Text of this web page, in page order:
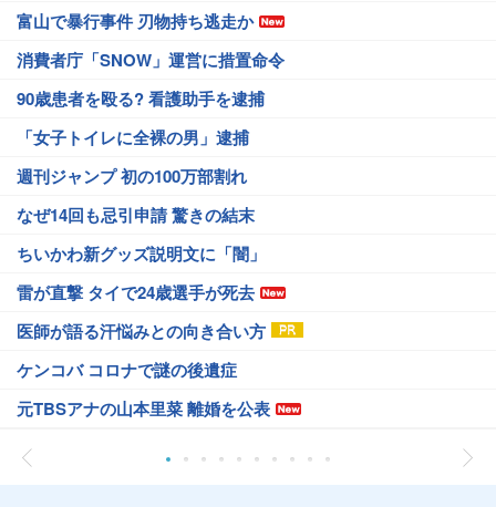
富山で暴行事件 刃物持ち逃走か
消費者庁「SNOW」運営に措置命令
90歳患者を殴る? 看護助手を逮捕
「女子トイレに全裸の男」逮捕
週刊ジャンプ 初の100万部割れ
なぜ14回も忌引申請 驚きの結末
ちいかわ新グッズ説明文に「闇」
雷が直撃 タイで24歳選手が死去
医師が語る汗悩みとの向き合い方
ケンコバ コロナで謎の後遺症
元TBSアナの山本里菜 離婚を公表